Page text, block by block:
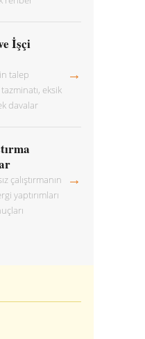
İşçi
talep
eksik
davalar
→
çalıştırmanın
yaptırımları
→